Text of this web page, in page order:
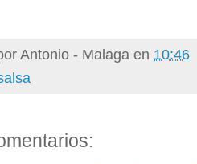
Antonio - Malaga en 10:46